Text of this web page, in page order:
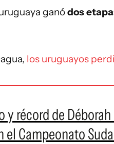
ganódos
los uruguayos
récord de
el Campeonato